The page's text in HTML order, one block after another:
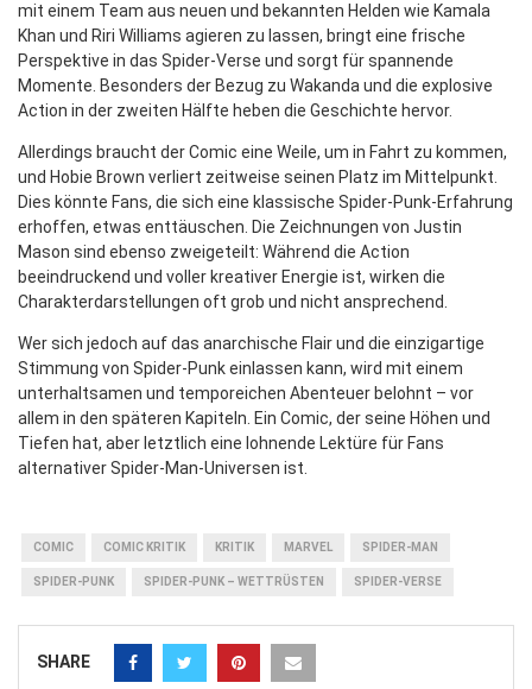
mit einem Team aus neuen und bekannten Helden wie Kamala
Khan und Riri Williams agieren zu lassen, bringt eine frische
Perspektive in das Spider-Verse und sorgt für spannende
Momente. Besonders der Bezug zu Wakanda und die explosive
Action in der zweiten Hälfte heben die Geschichte hervor.
Allerdings braucht der Comic eine Weile, um in Fahrt zu kommen,
und Hobie Brown verliert zeitweise seinen Platz im Mittelpunkt.
Dies könnte Fans, die sich eine klassische Spider-Punk-Erfahrung
erhoffen, etwas enttäuschen. Die Zeichnungen von Justin
Mason sind ebenso zweigeteilt: Während die Action
beeindruckend und voller kreativer Energie ist, wirken die
Charakterdarstellungen oft grob und nicht ansprechend.
Wer sich jedoch auf das anarchische Flair und die einzigartige
Stimmung von Spider-Punk einlassen kann, wird mit einem
unterhaltsamen und temporeichen Abenteuer belohnt – vor
allem in den späteren Kapiteln. Ein Comic, der seine Höhen und
Tiefen hat, aber letztlich eine lohnende Lektüre für Fans
alternativer Spider-Man-Universen ist.
COMIC COMIC KRITIK KRITIK MARVEL SPIDER-MAN
SPIDER-PUNK SPIDER-PUNK – WETTRÜSTEN SPIDER-VERSE
SHARE